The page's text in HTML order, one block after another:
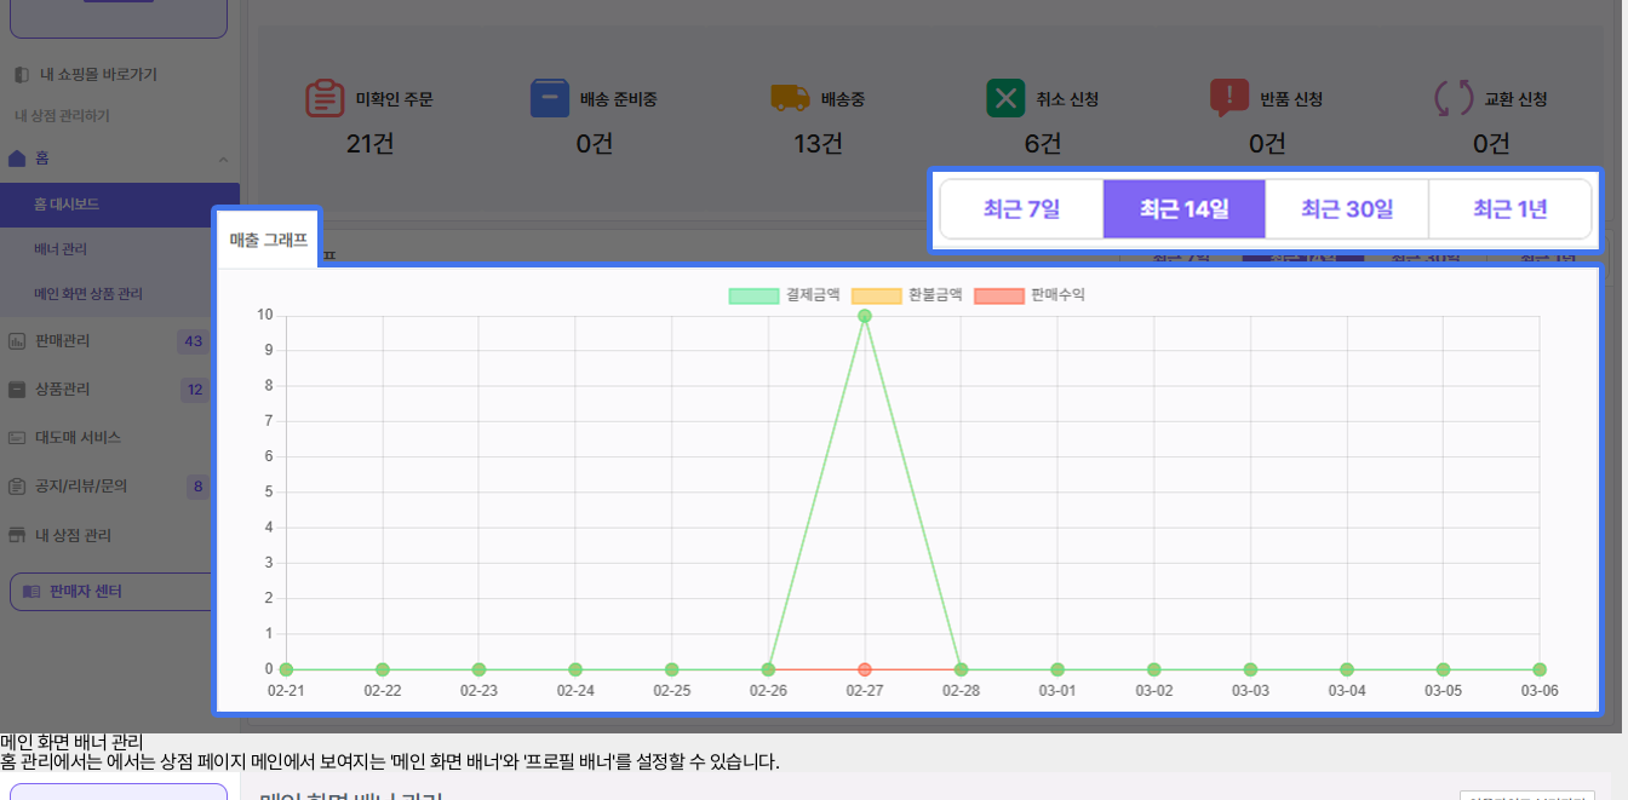
메인 화면 배너 관리
홈 관리에서는 에서는 상점 페이지 메인에서 보여지는 '메인 화면 배너'와 '프로필 배너'를 설정할 수 있습니다.